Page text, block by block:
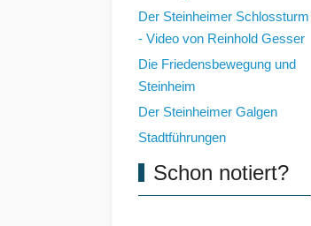
Der Steinheimer Schlossturm
- Video von Reinhold Gesser
Die Friedensbewegung und
Steinheim
Der Steinheimer Galgen
Stadtführungen
Schon notiert?